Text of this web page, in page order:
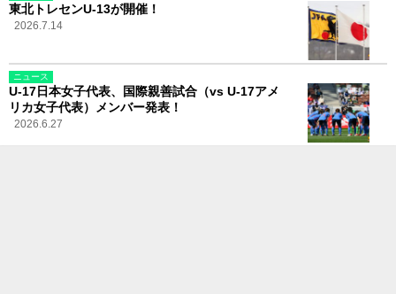
東北トレセンU-13が開催！
2026.7.14
ニュース
U-17日本女子代表、国際親善試合（vs U-17アメ
リカ女子代表）メンバー発表！
2026.6.27